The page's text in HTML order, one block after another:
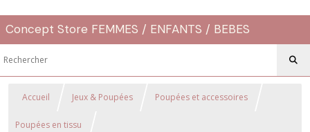
Concept Store FEMMES / ENFANTS / BEBES
Accueil Jeux & Poupées Poupées et accessoires
Poupées en tissu